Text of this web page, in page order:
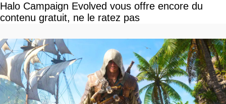
Halo Campaign Evolved vous offre encore du
contenu gratuit, ne le ratez pas